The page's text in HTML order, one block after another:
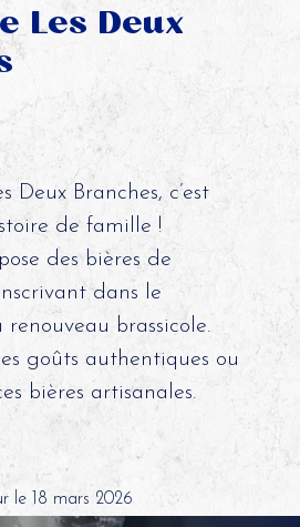
Les Deux
Deux Branches, c’est
de famille !
des bières de
dans le
brassicole.
goûts authentiques ou
bières artisanales.
le 18 mars 2026